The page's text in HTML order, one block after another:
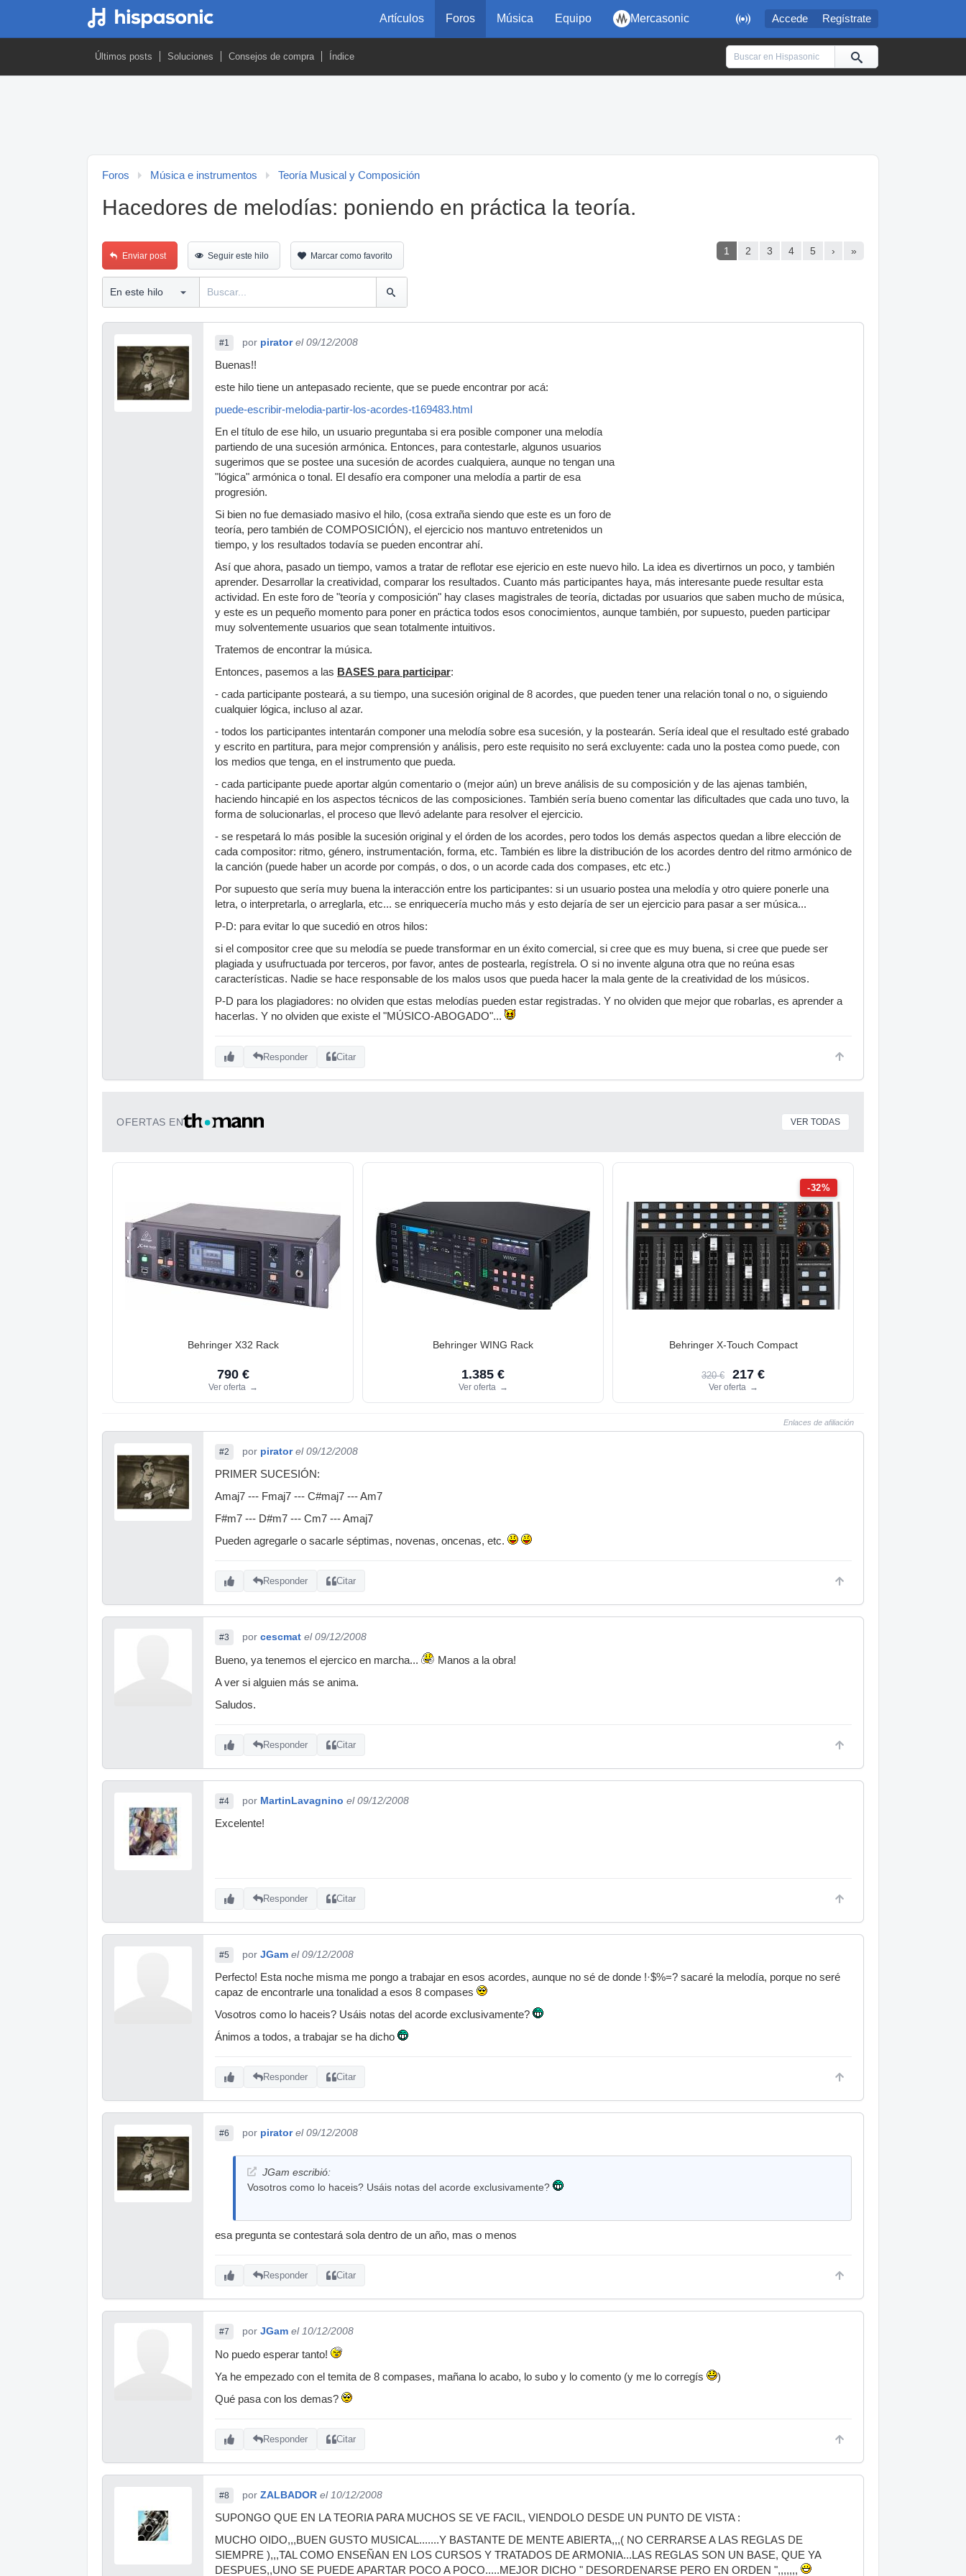
 Accede Regístrate
Artículos Foros Música Equipo Mercasonic
Últimos posts Soluciones Consejos de compra Índice
Foros Música e instrumentos Teoría Musical y Composición
Hacedores de melodías: poniendo en práctica la teoría.
1 2 3 4 5 › »
Enviar post Seguir este hilo Marcar como favorito
#1 por pirator el 09/12/2008
Buenas!!
este hilo tiene un antepasado reciente, que se puede encontrar por acá:
puede-escribir-melodia-partir-los-acordes-t169483.html
En el título de ese hilo, un usuario preguntaba si era posible componer una melodía
partiendo de una sucesión armónica. Entonces, para contestarle, algunos usuarios
sugerimos que se postee una sucesión de acordes cualquiera, aunque no tengan una
"lógica" armónica o tonal. El desafío era componer una melodía a partir de esa
progresión.
Si bien no fue demasiado masivo el hilo, (cosa extraña siendo que este es un foro de
teoría, pero también de COMPOSICIÓN), el ejercicio nos mantuvo entretenidos un
tiempo, y los resultados todavía se pueden encontrar ahí.
Así que ahora, pasado un tiempo, vamos a tratar de reflotar ese ejericio en este nuevo hilo. La idea es divertirnos un poco, y también
aprender. Desarrollar la creatividad, comparar los resultados. Cuanto más participantes haya, más interesante puede resultar esta
actividad. En este foro de "teoría y composición" hay clases magistrales de teoría, dictadas por usuarios que saben mucho de música,
y este es un pequeño momento para poner en práctica todos esos conocimientos, aunque también, por supuesto, pueden participar
muy solventemente usuarios que sean totalmente intuitivos.
Tratemos de encontrar la música.
Entonces, pasemos a las BASES para participar:
- cada participante posteará, a su tiempo, una sucesión original de 8 acordes, que pueden tener una relación tonal o no, o siguiendo
cualquier lógica, incluso al azar.
- todos los participantes intentarán componer una melodía sobre esa sucesión, y la postearán. Sería ideal que el resultado esté grabado
y escrito en partitura, para mejor comprensión y análisis, pero este requisito no será excluyente: cada uno la postea como puede, con
los medios que tenga, en el instrumento que pueda.
- cada participante puede aportar algún comentario o (mejor aún) un breve análisis de su composición y de las ajenas también,
haciendo hincapié en los aspectos técnicos de las composiciones. También sería bueno comentar las dificultades que cada uno tuvo, la
forma de solucionarlas, el proceso que llevó adelante para resolver el ejercicio.
- se respetará lo más posible la sucesión original y el órden de los acordes, pero todos los demás aspectos quedan a libre elección de
cada compositor: ritmo, género, instrumentación, forma, etc. También es libre la distribución de los acordes dentro del ritmo armónico de
la canción (puede haber un acorde por compás, o dos, o un acorde cada dos compases, etc etc.)
Por supuesto que sería muy buena la interacción entre los participantes: si un usuario postea una melodía y otro quiere ponerle una
letra, o interpretarla, o arreglarla, etc... se enriquecería mucho más y esto dejaría de ser un ejercicio para pasar a ser música...
P-D: para evitar lo que sucedió en otros hilos:
si el compositor cree que su melodía se puede transformar en un éxito comercial, si cree que es muy buena, si cree que puede ser
plagiada y usufructuada por terceros, por favor, antes de postearla, regístrela. O si no invente alguna otra que no reúna esas
características. Nadie se hace responsable de los malos usos que pueda hacer la mala gente de la creatividad de los músicos.
P-D para los plagiadores: no olviden que estas melodías pueden estar registradas. Y no olviden que mejor que robarlas, es aprender a
hacerlas. Y no olviden que existe el "MÚSICO-ABOGADO"...
Responder Citar
OFERTAS EN VER TODAS
Behringer X32 Rack
790 €
Ver oferta →
Behringer WING Rack
1.385 €
Ver oferta →
-32%
Behringer X-Touch Compact
320 € 217 €
Ver oferta →
Enlaces de afiliación
#2 por pirator el 09/12/2008
PRIMER SUCESIÓN:
Amaj7 --- Fmaj7 --- C#maj7 --- Am7
F#m7 --- D#m7 --- Cm7 --- Amaj7
Pueden agregarle o sacarle séptimas, novenas, oncenas, etc.
Responder Citar
#3 por cescmat el 09/12/2008
Bueno, ya tenemos el ejercico en marcha...
Manos a la obra!
A ver si alguien más se anima.
Saludos.
Responder Citar
#4 por MartinLavagnino el 09/12/2008
Excelente!
Responder Citar
#5 por JGam el 09/12/2008
Perfecto! Esta noche misma me pongo a trabajar en esos acordes, aunque no sé de donde !·$%=? sacaré la melodía, porque no seré
capaz de encontrarle una tonalidad a esos 8 compases
Vosotros como lo haceis? Usáis notas del acorde exclusivamente?
Ánimos a todos, a trabajar se ha dicho
Responder Citar
#6 por pirator el 09/12/2008
JGam escribió:
Vosotros como lo haceis? Usáis notas del acorde exclusivamente?
esa pregunta se contestará sola dentro de un año, mas o menos
Responder Citar
#7 por JGam el 10/12/2008
No puedo esperar tanto!
Ya he empezado con el temita de 8 compases, mañana lo acabo, lo subo y lo comento (y me lo corregís
)
Qué pasa con los demas?
Responder Citar
#8 por ZALBADOR el 10/12/2008
SUPONGO QUE EN LA TEORIA PARA MUCHOS SE VE FACIL, VIENDOLO DESDE UN PUNTO DE VISTA :
MUCHO OIDO,,,BUEN GUSTO MUSICAL.......Y BASTANTE DE MENTE ABIERTA,,,( NO CERRARSE A LAS REGLAS DE
SIEMPRE ),,,TAL COMO ENSEÑAN EN LOS CURSOS Y TRATADOS DE ARMONIA...LAS REGLAS SON UN BASE, QUE YA
DESPUES,,UNO SE PUEDE APARTAR POCO A POCO.....MEJOR DICHO " DESORDENARSE PERO EN ORDEN ",,,,,,,